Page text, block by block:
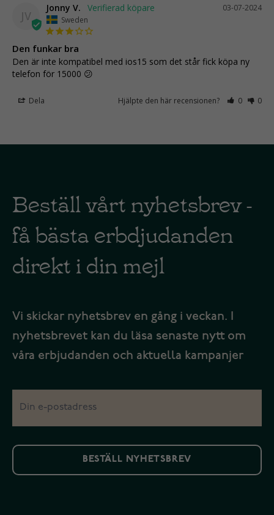
JV
03-07-2024
Jonny V.
Sweden
Den funkar bra
Den är inte kompatibel med ios15 som det står fick köpa ny
telefon för 15000 😕
Dela Hjälpte den här recensionen? 0 0
Beställ vårt nyhetsbrev -
få bästa erbdjudanden
direkt i din mejl
Vi skickar nyhetsbrev en gång i veckan. I
nyhetsbrevet kan du läsa senaste nytt om
våra erbjudanden och aktuella kampanjer
BESTÄLL NYHETSBREV